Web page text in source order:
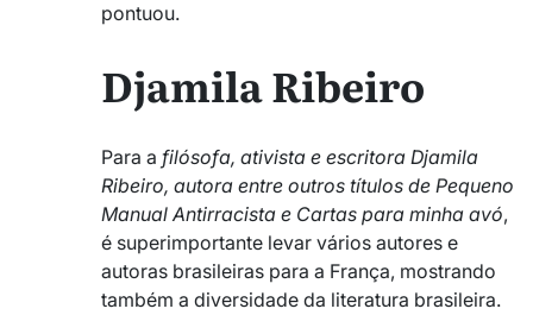
pontuou.
Djamila Ribeiro
Para a filósofa, ativista e escritora Djamila
Ribeiro, autora entre outros títulos de Pequeno
Manual Antirracista e Cartas para minha avó,
é superimportante levar vários autores e
autoras brasileiras para a França, mostrando
também a diversidade da literatura brasileira.